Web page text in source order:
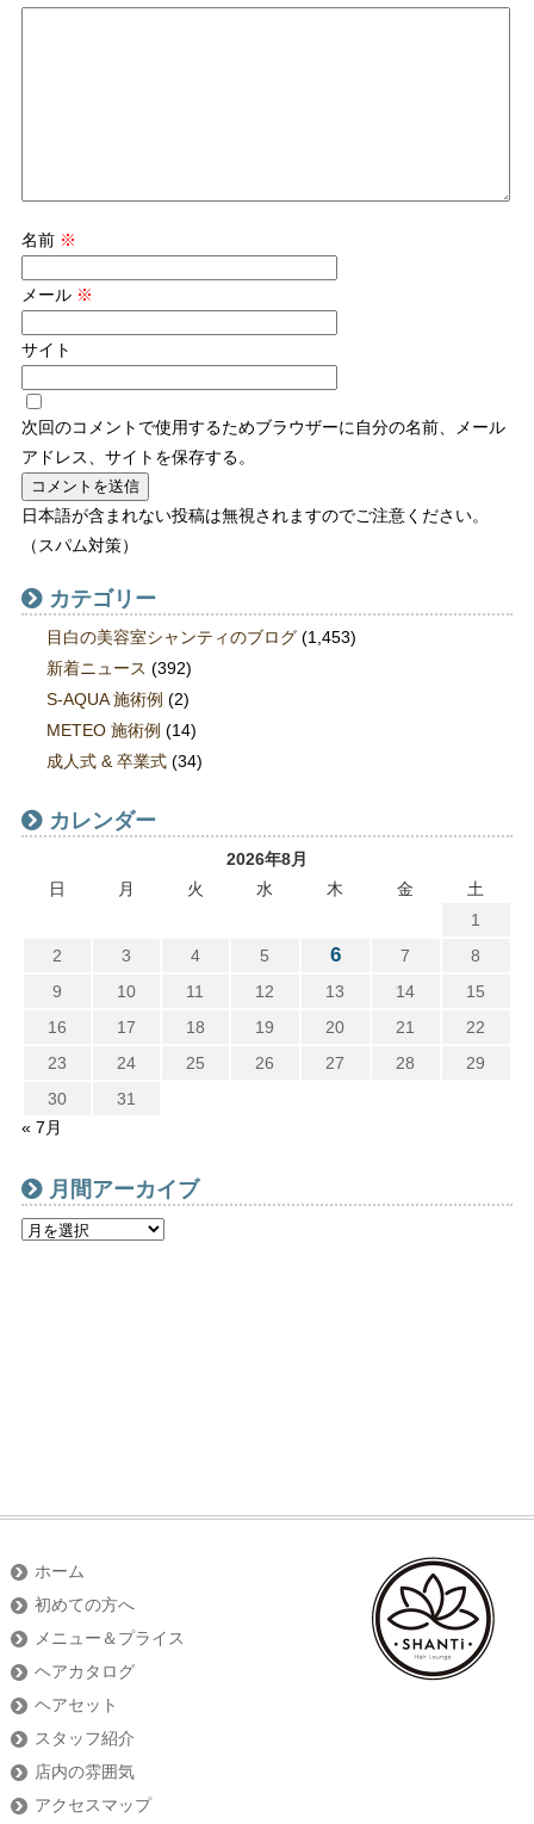
名前 ※
メール ※
サイト
次回のコメントで使用するためブラウザーに自分の名前、メール
アドレス、サイトを保存する。
日本語が含まれない投稿は無視されますのでご注意ください。
（スパム対策）
カテゴリー
目白の美容室シャンティのブログ(1,453)
新着ニュース (392)
S-AQUA 施術例 (2)
METEO 施術例 (14)
成人式 & 卒業式(34)
カレンダー
2026年8月
日
月 火 水 木 金
土
1
2
3 4 5 6 7
8
9
10 11 12 13 14
15
16
17 18 19 20 21
22
23
24 25 26 27 28
29
30
31
« 7月
月間アーカイブ
ホーム
初めての方へ
メニュー＆プライス
ヘアカタログ
ヘアセット
スタッフ紹介
店内の雰囲気
アクセスマップ